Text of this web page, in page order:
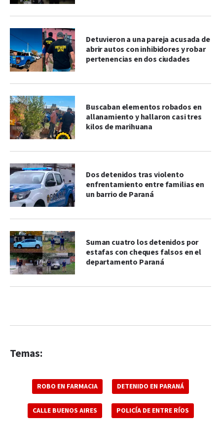
Detuvieron a una pareja acusada de
abrir autos con inhibidores y robar
pertenencias en dos ciudades
Buscaban elementos robados en
allanamiento y hallaron casi tres
kilos de marihuana
Dos detenidos tras violento
enfrentamiento entre familias en
un barrio de Paraná
Suman cuatro los detenidos por
estafas con cheques falsos en el
departamento Paraná
Temas:
ROBO EN FARMACIA DETENIDO EN PARANÁ
CALLE BUENOS AIRES POLICÍA DE ENTRE RÍOS